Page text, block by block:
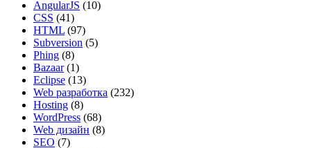
AngularJS (10)
CSS (41)
HTML (97)
Subversion (5)
Phing (8)
Bazaar(1)
Eclipse (13)
Web разработка (232)
Hosting (8)
WordPress (68)
Web дизайн (8)
SEO (7)